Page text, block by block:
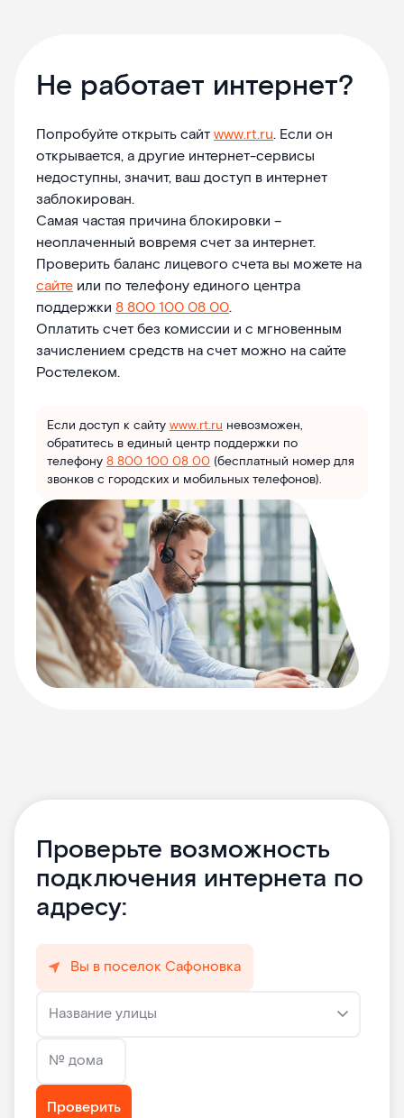
Не работает интернет?
Попробуйте открыть сайтwww.rt.ru. Если он
открывается, а другие интернет-сервисы
недоступны, значит, ваш доступ в интернет
заблокирован.
Самая частая причина блокировки –
неоплаченный вовремя счет за интернет.
Проверить баланс лицевого счета вы можете на
сайте или по телефону единого центра
поддержки 8 800 100 08 00.
Оплатить счет без комиссии и с мгновенным
зачислением средств на счет можно на сайте
Ростелеком.
Если доступ к сайту www.rt.ru невозможен,
обратитесь в единый центр поддержки по
телефону 8 800 100 08 00 (бесплатный номер для
звонков с городских и мобильных телефонов).
Проверьте возможность
подключения интернета по
адресу:
Вы в поселок Сафоновка
Название улицы
№ дома
Проверить